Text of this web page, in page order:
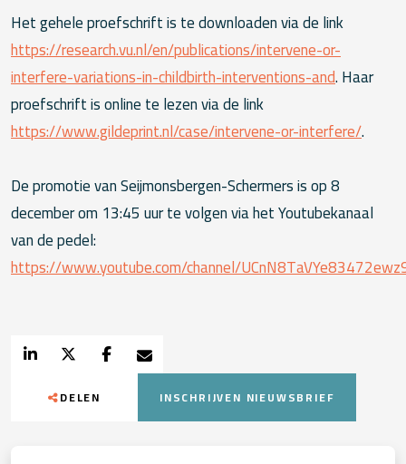
Het gehele proefschrift is te downloaden via de link
https://research.vu.nl/en/publications/intervene-or-
interfere-variations-in-childbirth-interventions-and. Haar
proefschrift is online te lezen via de link
https://www.gildeprint.nl/case/intervene-or-interfere/.
De promotie van Seijmonsbergen-Schermers is op 8
december om 13:45 uur te volgen via het Youtubekanaal
van de pedel:
https://www.youtube.com/channel/
DELEN INSCHRIJVEN NIEUWSBRIEF